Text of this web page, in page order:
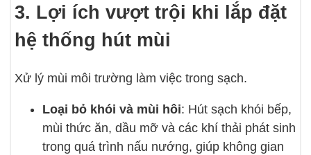
3. Lợi ích vượt trội khi lắp đặt
hệ thống hút mùi
Xử lý mùi môi trường làm việc trong sạch.
Loại bỏ khói và mùi hôi: Hút sạch khói bếp,
mùi thức ăn, dầu mỡ và các khí thải phát sinh
trong quá trình nấu nướng, giúp không gian